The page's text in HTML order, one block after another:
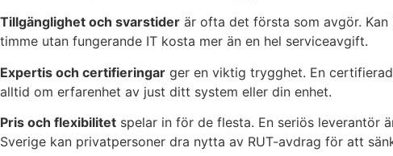
Tillgänglighet och svarstider är ofta det första som avgör.
timme utan fungerande IT kosta mer än en hel serviceavgift.
Expertis och certifieringar ger en viktig trygghet. En
alltid om erfarenhet av just ditt system eller din enhet.
Pris och flexibilitet spelar in för de flesta. En seriös leverantör
Sverige kan privatpersoner dra nytta av RUT-avdrag för att